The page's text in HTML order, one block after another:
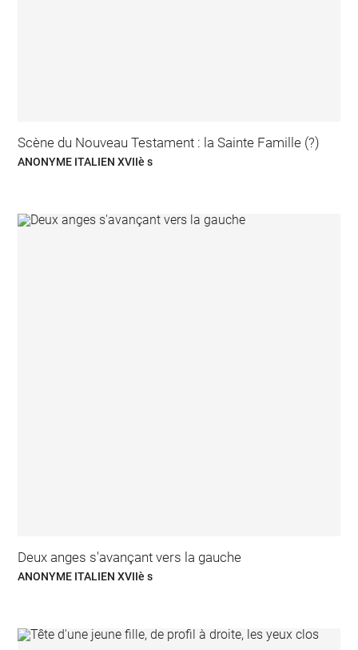
Scène du Nouveau Testament : la Sainte Famille (?)
ANONYME ITALIEN XVIIè s
Deux anges s'avançant vers la gauche
ANONYME ITALIEN XVIIè s